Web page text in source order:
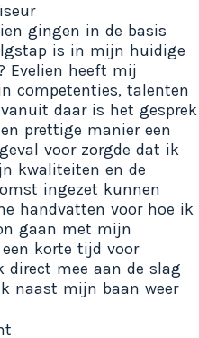
gingen in de basis
is in mijn huidige
Evelien heeft mij
competenties, talenten
daar is het gesprek
prettige manier een
voor zorgde dat ik
kwaliteiten en de
ingezet kunnen
handvatten voor hoe ik
gaan met mijn
korte tijd voor
direct mee aan de slag
naast mijn baan weer